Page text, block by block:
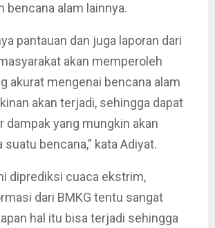
bencana alam lainnya.
pantauan dan juga laporan dari
akan memperoleh
akurat mengenai bencana alam
akan terjadi, sehingga dapat
dampak yang mungkin akan
bencana,” kata Adiyat.
diprediksi cuaca ekstrim,
dari BMKG tentu sangat
hal itu bisa terjadi sehingga